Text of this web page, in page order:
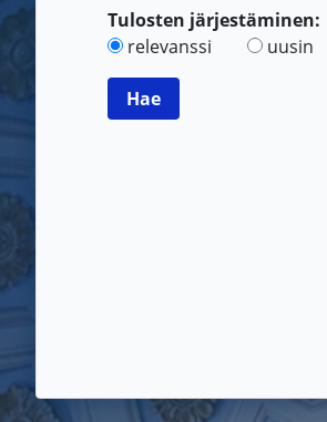
Tulosten järjestäminen:
relevanssi
uusin